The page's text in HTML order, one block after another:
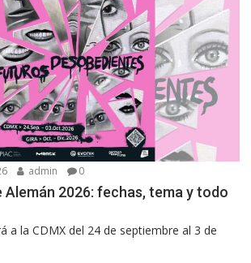
admin 0
Alemán 2026: fechas, tema y todo
a la CDMX del 24 de septiembre al 3 de